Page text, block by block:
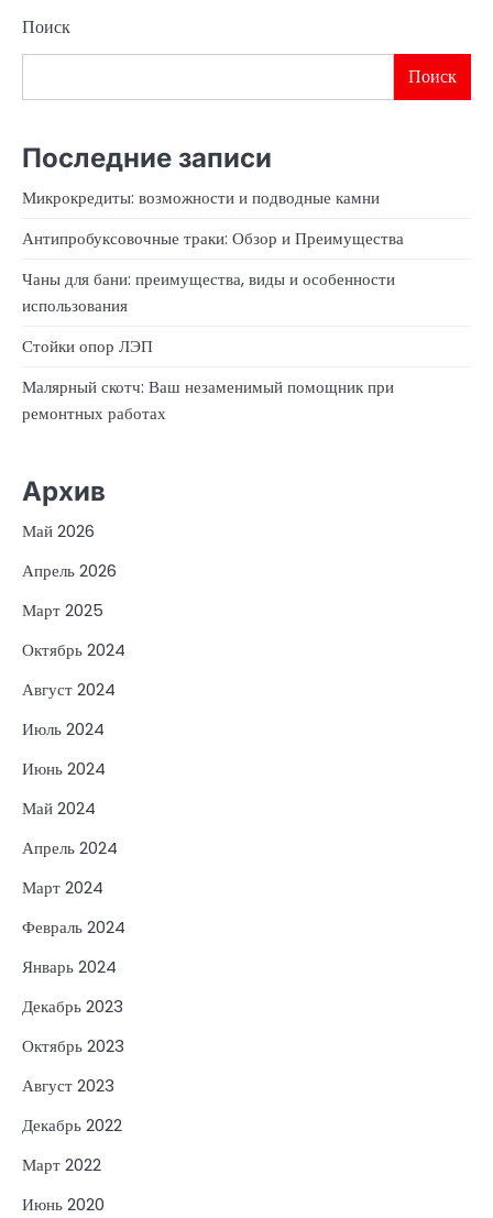
Поиск
Поиск
Последние записи
Микрокредиты: возможности и подводные камни
Антипробуксовочные траки: Обзор и Преимущества
Чаны для бани: преимущества, виды и особенности
использования
Стойки опор ЛЭП
Малярный скотч: Ваш незаменимый помощник при
ремонтных работах
Архив
Май 2026
Апрель 2026
Март 2025
Октябрь 2024
Август 2024
Июль 2024
Июнь 2024
Май 2024
Апрель 2024
Март 2024
Февраль 2024
Январь 2024
Декабрь 2023
Октябрь 2023
Август 2023
Декабрь 2022
Март 2022
Июнь 2020